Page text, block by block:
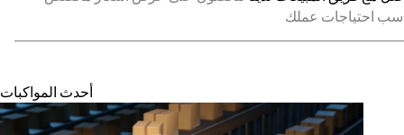
أحدث المواكبات